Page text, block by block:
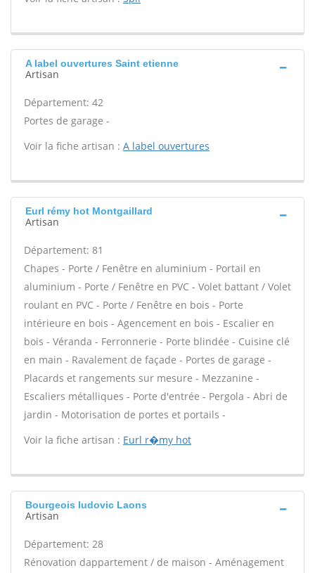
A label ouvertures Saint etienne
Artisan
Département: 42
Portes de garage -
Voir la fiche artisan : A label ouvertures
Eurl rémy hot Montgaillard
Artisan
Département: 81
Chapes - Porte / Fenêtre en aluminium - Portail en
aluminium - Porte / Fenêtre en PVC - Volet battant / Volet
roulant en PVC - Porte / Fenêtre en bois - Porte
intérieure en bois - Agencement en bois - Escalier en
bois - Véranda - Ferronnerie - Porte blindée - Cuisine clé
en main - Ravalement de façade - Portes de garage -
Placards et rangements sur mesure - Mezzanine -
Escaliers métalliques - Porte d'entrée - Pergola - Abri de
jardin - Motorisation de portes et portails -
Voir la fiche artisan : Eurl r�my hot
Bourgeois ludovic Laons
Artisan
Département: 28
Rénovation dappartement / de maison - Aménagement